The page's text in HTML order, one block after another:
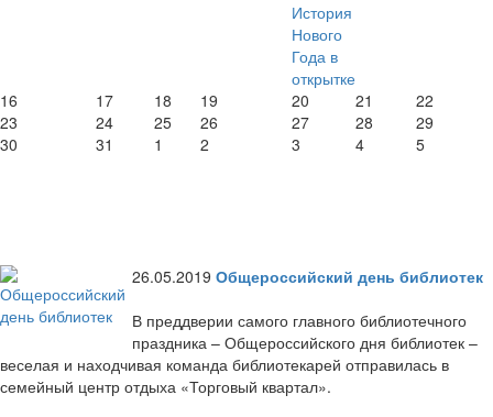
История
Нового
Года в
открытке
16 17 18 19 20 21
22
23
24 25 26 27 28
29
30
31 1 2 3 4 5
26.05.2019 Общероссийский день библиотек
В преддверии самого главного библиотечного
праздника – Общероссийского дня библиотек –
веселая и находчивая команда библиотекарей отправилась в
семейный центр отдыха «Торговый квартал».